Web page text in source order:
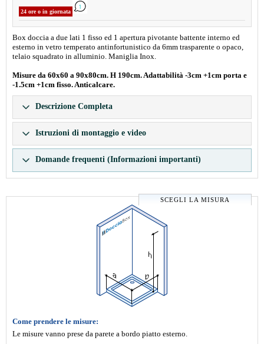
24 ore o in giornata
Box doccia a due lati 1 fisso ed 1 apertura pivotante battente interno ed
esterno in vetro temperato antinfortunistico da 6mm trasparente o opaco,
telaio squadrato in alluminio. Maniglia Inox.
Misure da 60x60 a 90x80cm. H 190cm. Adattabilità -3cm +1cm porta e
-1.5cm +1cm fisso. Anticalcare.
Descrizione Completa
Istruzioni di montaggio e video
Domande frequenti (Informazioni importanti)
SCEGLI LA MISURA
Come prendere le misure:
Le misure vanno prese da parete a bordo piatto esterno.